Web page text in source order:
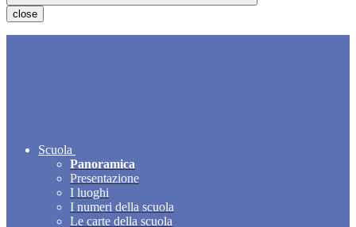
close
Scuola
Panoramica
Presentazione
I luoghi
I numeri della scuola
Le carte della scuola